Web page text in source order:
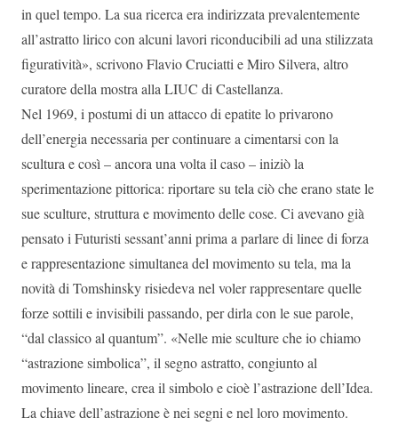
in quel tempo. La sua ricerca era indirizzata prevalentemente
all’astratto lirico con alcuni lavori riconducibili ad una stilizzata
figuratività», scrivono Flavio Cruciatti e Miro Silvera, altro
curatore della mostra alla LIUC di Castellanza.
Nel 1969, i postumi di un attacco di epatite lo privarono
dell’energia necessaria per continuare a cimentarsi con la
scultura e così – ancora una volta il caso – iniziò la
sperimentazione pittorica: riportare su tela ciò che erano state le
sue sculture, struttura e movimento delle cose. Ci avevano già
pensato i Futuristi sessant’anni prima a parlare di linee di forza
e rappresentazione simultanea del movimento su tela, ma la
novità di Tomshinsky risiedeva nel voler rappresentare quelle
forze sottili e invisibili passando, per dirla con le sue parole,
“dal classico al quantum”. «Nelle mie sculture che io chiamo
“astrazione simbolica”, il segno astratto, congiunto al
movimento lineare, crea il simbolo e cioè l’astrazione dell’Idea.
La chiave dell’astrazione è nei segni e nel loro movimento.